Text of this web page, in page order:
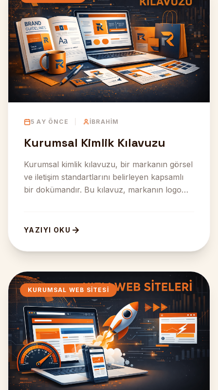
5 AY ÖNCE İBRAHIM
Kurumsal Kimlik Kılavuzu
Kurumsal kimlik kılavuzu, bir markanın görsel
ve iletişim standartlarını belirleyen kapsamlı
bir dokümandır. Bu kılavuz, markanın logo
YAZIYI OKU
KURUMSAL WEB SITESI